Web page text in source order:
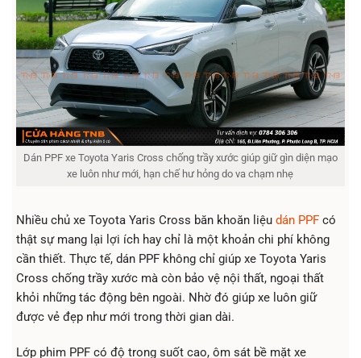
Dán PPF xe Toyota Yaris Cross chống trầy xước giúp giữ gìn diện mạo
xe luôn như mới, hạn chế hư hỏng do va chạm nhẹ
Nhiều chủ xe Toyota Yaris Cross băn khoăn liệu dán PPFcó
thật sự mang lại lợi ích hay chỉ là một khoản chi phí không
cần thiết. Thực tế, dán PPF không chỉ giúp xe Toyota Yaris
Cross chống trầy xước mà còn bảo vệ nội thất, ngoại thất
khỏi những tác động bên ngoài. Nhờ đó giúp xe luôn giữ
được vẻ đẹp như mới trong thời gian dài.
Lớp phim PPF có độ trong suốt cao, ôm sát bề mặt xe